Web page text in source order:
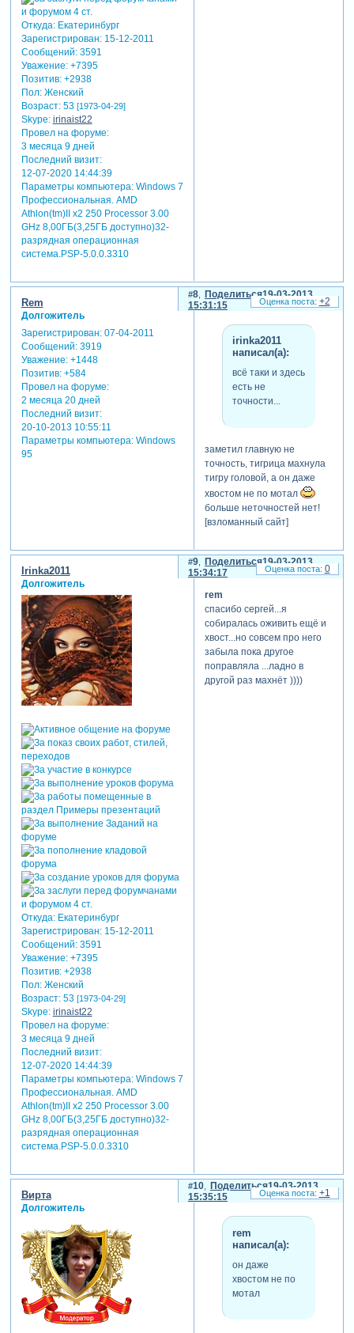
Откуда:Екатеринбург
Зарегистрирован: 15-12-2011
Сообщений:3591
Уважение: +7395
Позитив: +2938
Пол:Женский
Возраст:53 [1973-04-29]
Skype: irinaist22
Провел на форуме:
3 месяца 9 дней
Последний визит:
12-07-2020 14:44:39
Параметры компьютера:Windows 7
Профессиональная. AMD
Athlon(tm)II x2 250 Processor 3.00
GHz 8,00ГБ(3,25ГБ доступно)32-
разрядная операционная
система.PSP-5.0.0.3310
Поделиться
8
19-03-2013
15:31:15
Rem
Долгожитель
Зарегистрирован: 07-04-2011
Сообщений:3919
Уважение: +1448
Позитив: +584
Провел на форуме:
2 месяца 20 дней
Последний визит:
20-10-2013 10:55:11
Параметры компьютера:Windows
95
irinka2011
написал(а):
всё таки и здесь
есть не
точности...
заметил главную не
точность, тигрица махнула
тигру головой, а он даже
хвостом не по мотал
больше неточностей нет!
[взломанный сайт]
+2
Поделиться
9
19-03-2013
15:34:17
Irinka2011
Долгожитель
Откуда:Екатеринбург
Зарегистрирован: 15-12-2011
Сообщений:3591
Уважение: +7395
Позитив: +2938
Пол:Женский
Возраст:53 [1973-04-29]
Skype: irinaist22
Провел на форуме:
3 месяца 9 дней
Последний визит:
12-07-2020 14:44:39
Параметры компьютера:Windows 7
Профессиональная. AMD
Athlon(tm)II x2 250 Processor 3.00
GHz 8,00ГБ(3,25ГБ доступно)32-
разрядная операционная
система.PSP-5.0.0.3310
rem
спасибо сергей...я
собиралась оживить ещё и
хвост...но совсем про него
забыла пока другое
поправляла ...ладно в
другой раз махнёт ))))
0
Поделиться
10
19-03-2013
15:35:15
Вирта
Долгожитель
rem
написал(а):
он даже
хвостом не по
мотал
+1